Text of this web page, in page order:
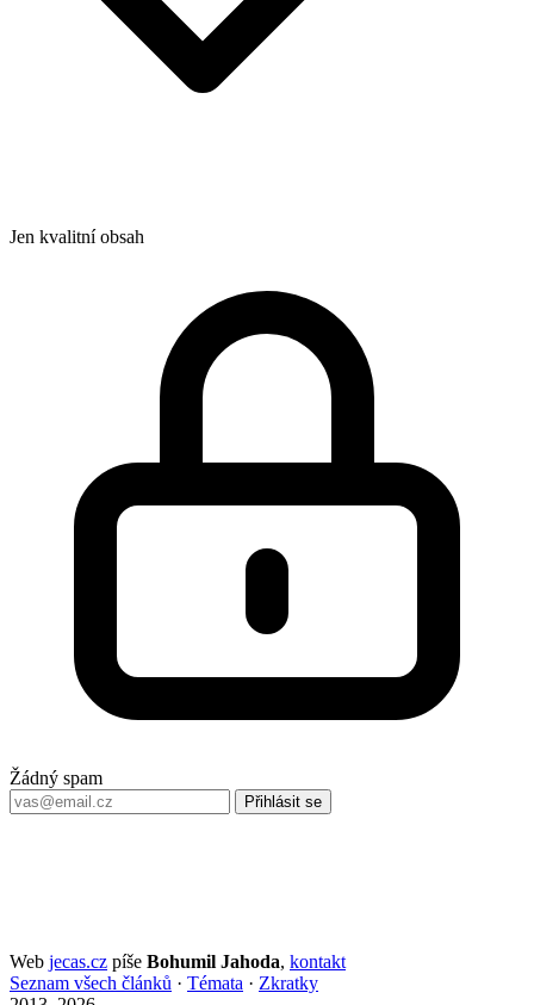
Jen kvalitní obsah
Žádný spam
Přihlásit se
Web jecas.cz píše Bohumil Jahoda, kontakt
Seznam všech článků · Témata · Zkratky